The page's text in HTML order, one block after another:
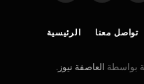
تواصل معنا الرئيسية
العاصفة نيوز .